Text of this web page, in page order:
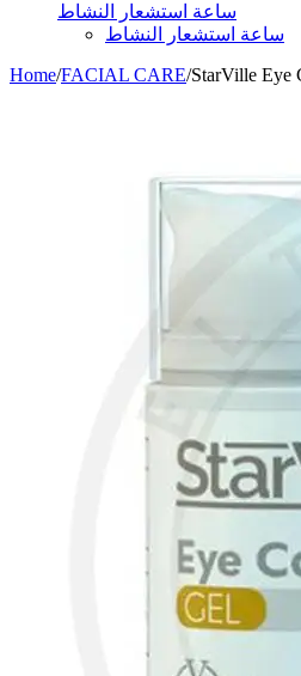
ساعة استشعار النشاط
ساعة استشعار النشاط
Home/FACIAL CARE/StarVille Eye